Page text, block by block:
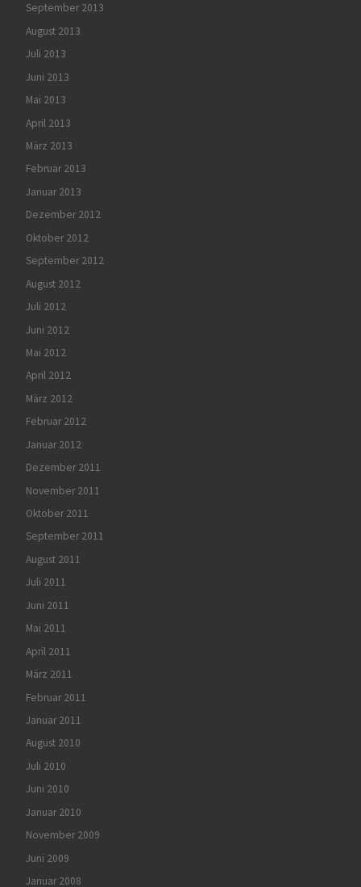
September 2013
August 2013
Juli 2013
Juni 2013
Mai 2013
April 2013
März 2013
Februar 2013
Januar 2013
Dezember 2012
Oktober 2012
September 2012
August 2012
Juli 2012
Juni 2012
Mai 2012
April 2012
März 2012
Februar 2012
Januar 2012
Dezember 2011
November 2011
Oktober 2011
September 2011
August 2011
Juli 2011
Juni 2011
Mai 2011
April 2011
März 2011
Februar 2011
Januar 2011
August 2010
Juli 2010
Juni 2010
Januar 2010
November 2009
Juni 2009
Januar 2008